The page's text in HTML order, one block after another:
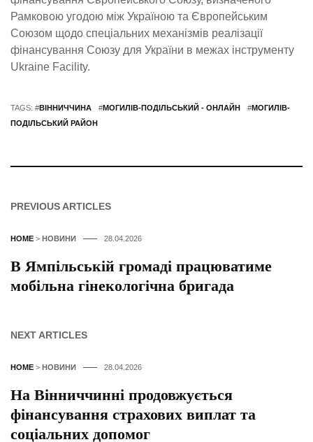
Рамковою угодою між Україною та Європейським
Союзом щодо спеціальних механізмів реалізації
фінансування Союзу для України в межах інструменту
Ukraine Facility.
TAGS: #ВІННИЧЧИНА #МОГИЛІВ-ПОДІЛЬСЬКИЙ - ОНЛАЙН #МОГИЛІВ-
ПОДІЛЬСЬКИЙ РАЙОН
PREVIOUS ARTICLES
HOME > НОВИНИ 28.04.2026
В Ямпільській громаді працюватиме
мобільна гінекологічна бригада
NEXT ARTICLES
HOME > НОВИНИ 28.04.2026
На Вінниччинні продовжується
фінансування страхових виплат та
соціальних допомог